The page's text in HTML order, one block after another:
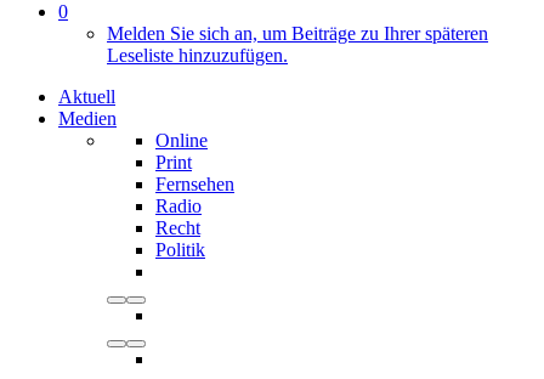
0
Melden Sie sich an, um Beiträge zu Ihrer späteren
Leseliste hinzuzufügen.
Aktuell
Medien
Online
Print
Fernsehen
Radio
Recht
Politik